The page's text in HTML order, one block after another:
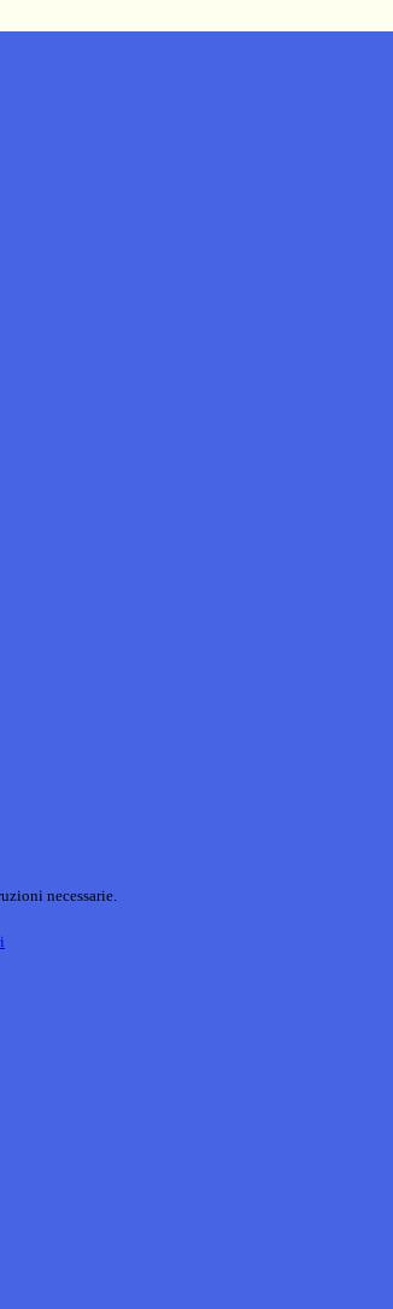
necessarie.